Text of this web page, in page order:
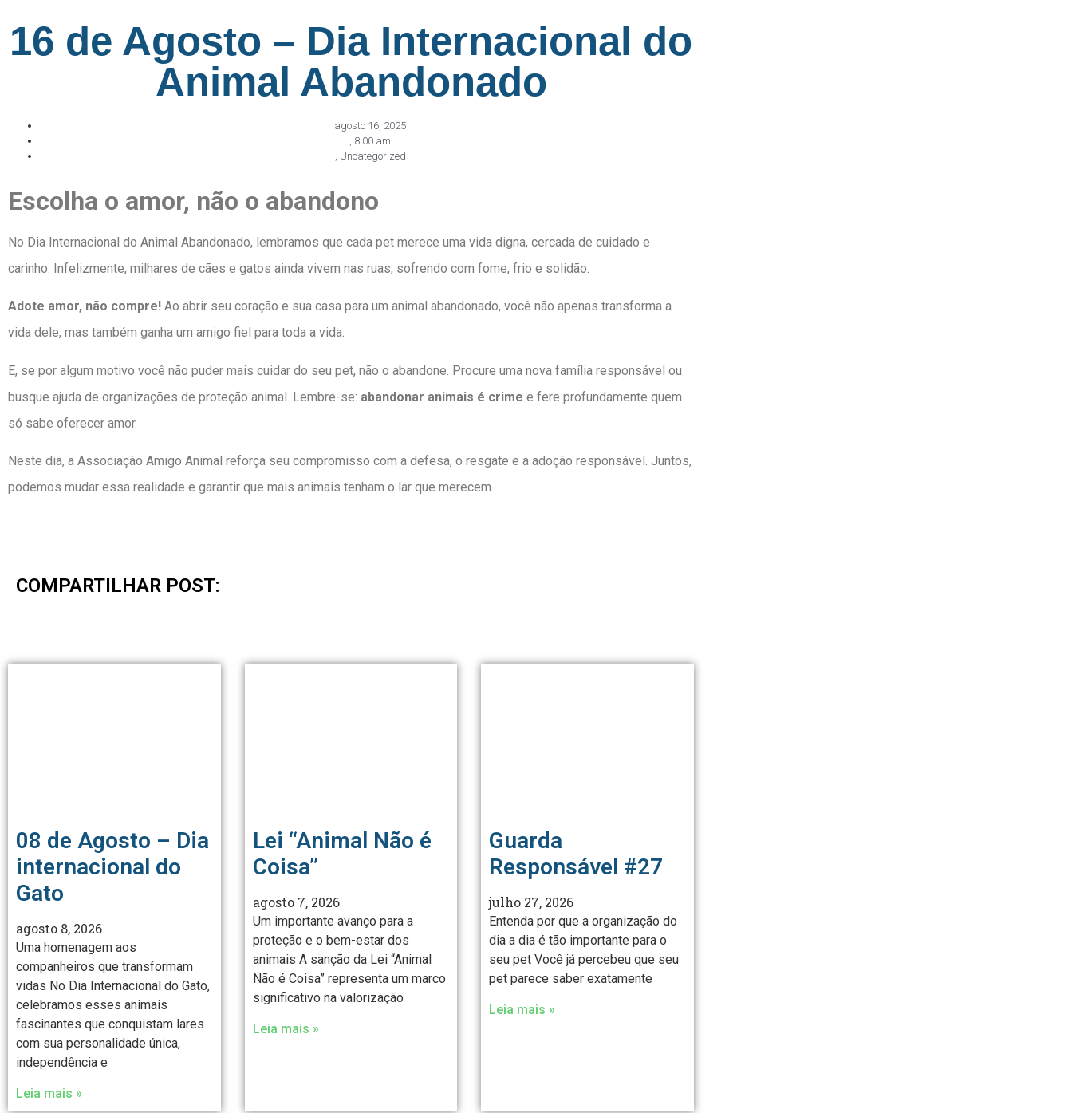
16 de Agosto – Dia Internacional do
Animal Abandonado
agosto 16, 2025
, 8:00 am
, Uncategorized
Escolha o amor, não o abandono
No Dia Internacional do Animal Abandonado, lembramos que cada pet merece uma vida digna, cercada de cuidado e
carinho. Infelizmente, milhares de cães e gatos ainda vivem nas ruas, sofrendo com fome, frio e solidão.
Adote amor, não compre! Ao abrir seu coração e sua casa para um animal abandonado, você não apenas transforma a
vida dele, mas também ganha um amigo fiel para toda a vida.
E, se por algum motivo você não puder mais cuidar do seu pet, não o abandone. Procure uma nova família responsável ou
busque ajuda de organizações de proteção animal. Lembre-se: abandonar animais é crime e fere profundamente quem
só sabe oferecer amor.
Neste dia, a Associação Amigo Animal reforça seu compromisso com a defesa, o resgate e a adoção responsável. Juntos,
podemos mudar essa realidade e garantir que mais animais tenham o lar que merecem.
COMPARTILHAR POST:
08 de Agosto – Dia
internacional do
Gato
agosto 8, 2026
Uma homenagem aos
companheiros que transformam
vidas No Dia Internacional do Gato,
celebramos esses animais
fascinantes que conquistam lares
com sua personalidade única,
independência e
Leia mais »
Lei “Animal Não é
Coisa”
agosto 7, 2026
Um importante avanço para a
proteção e o bem-estar dos
animais A sanção da Lei “Animal
Não é Coisa” representa um marco
significativo na valorização
Leia mais »
Guarda
Responsável #27
julho 27, 2026
Entenda por que a organização do
dia a dia é tão importante para o
seu pet Você já percebeu que seu
pet parece saber exatamente
Leia mais »